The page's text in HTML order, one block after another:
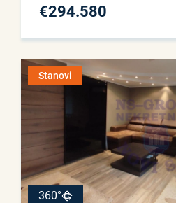
€294.580
Stanovi
360°